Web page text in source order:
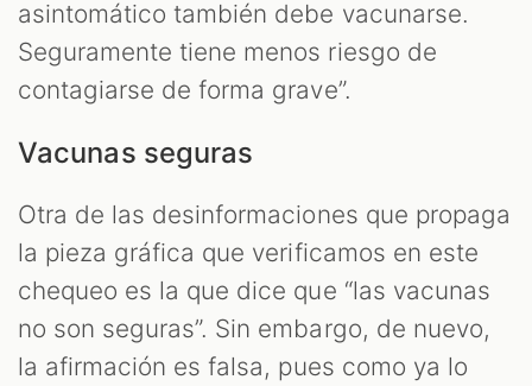
asintomático también debe vacunarse.
Seguramente tiene menos riesgo de
contagiarse de forma grave”.
Vacunas seguras
Otra de las desinformaciones que propaga
la pieza gráfica que verificamos en este
chequeo es la que dice que “las vacunas
no son seguras”. Sin embargo, de nuevo,
la afirmación es falsa, pues como ya lo